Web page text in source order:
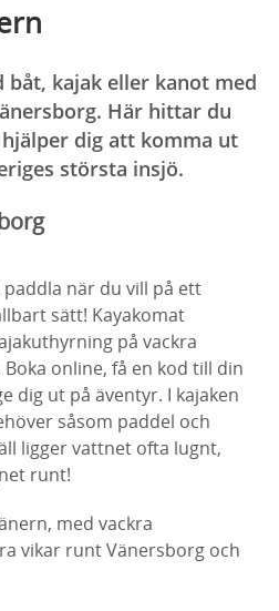
båt, kajak eller kanot med
Här hittar du
dig att komma ut
största insjö.
när du vill på ett
sätt! Kayakomat
på vackra
online, få en kod till din
dig ut på äventyr. I kajaken
såsom paddel och
ligger vattnet ofta lugnt,
runt!
med vackra
vikar runt Vänersborg och